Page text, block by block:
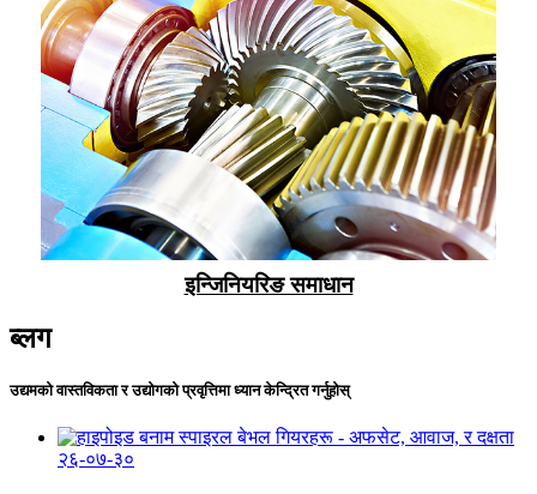
इन्जिनियरिङ समाधान
ब्लग
उद्यमको वास्तविकता र उद्योगको प्रवृत्तिमा ध्यान केन्द्रित गर्नुहोस्
२६-०७-३०